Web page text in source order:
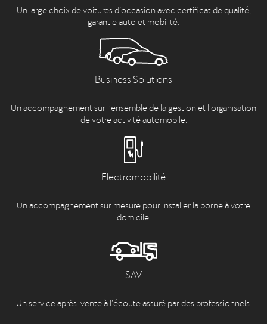
Un large choix de voitures d’occasion avec certificat de qualité,
garantie auto et mobilité.
Business Solutions
Un accompagnement sur l’ensemble de la gestion et l’organisation
de votre activité automobile.
Electromobilité
Un accompagnement sur mesure pour installer la borne à votre
domicile.
SAV
Un service après-vente à l’écoute assuré par des professionnels.